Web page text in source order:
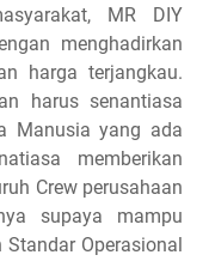
MR DIY
menghadirkan
harga terjangkau.
harus senantiasa
Manusia yang ada
memberikan
Crew perusahaan
supaya mampu
Operasional